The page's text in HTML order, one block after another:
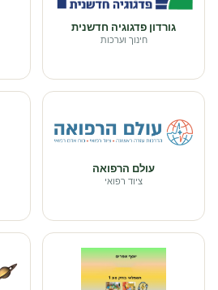
גורדון פדגוגיה חדשנית
חינוך וערכות
עולם הרפואה
ציוד רפואי